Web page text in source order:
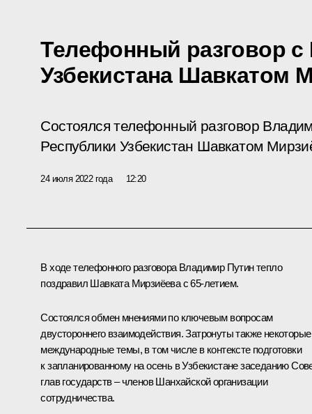
Телефонный разговор с
Узбекистана Шавкатом
Состоялся телефонный разговор
Республики Узбекистан Шавкатом
24 июля 2022 года 12:20
В ходе телефонного разговора Владимир Путин тепло
поздравил Шавката Мирзиёева с 65-летием.
Состоялся обмен мнениями по ключевым вопросам
двустороннего взаимодействия. Затронуты также некоторые
международные темы, в том числе в контексте подготовки
к запланированному на осень в Узбекистане заседанию
глав государств – членовШанхайской организации
сотрудничества.